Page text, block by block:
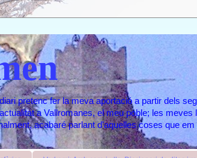
pretenc fer la meva aportació a partir dels
a Vallromanes, el meu poble; les meves
acabaré parlant d'aquelles coses que